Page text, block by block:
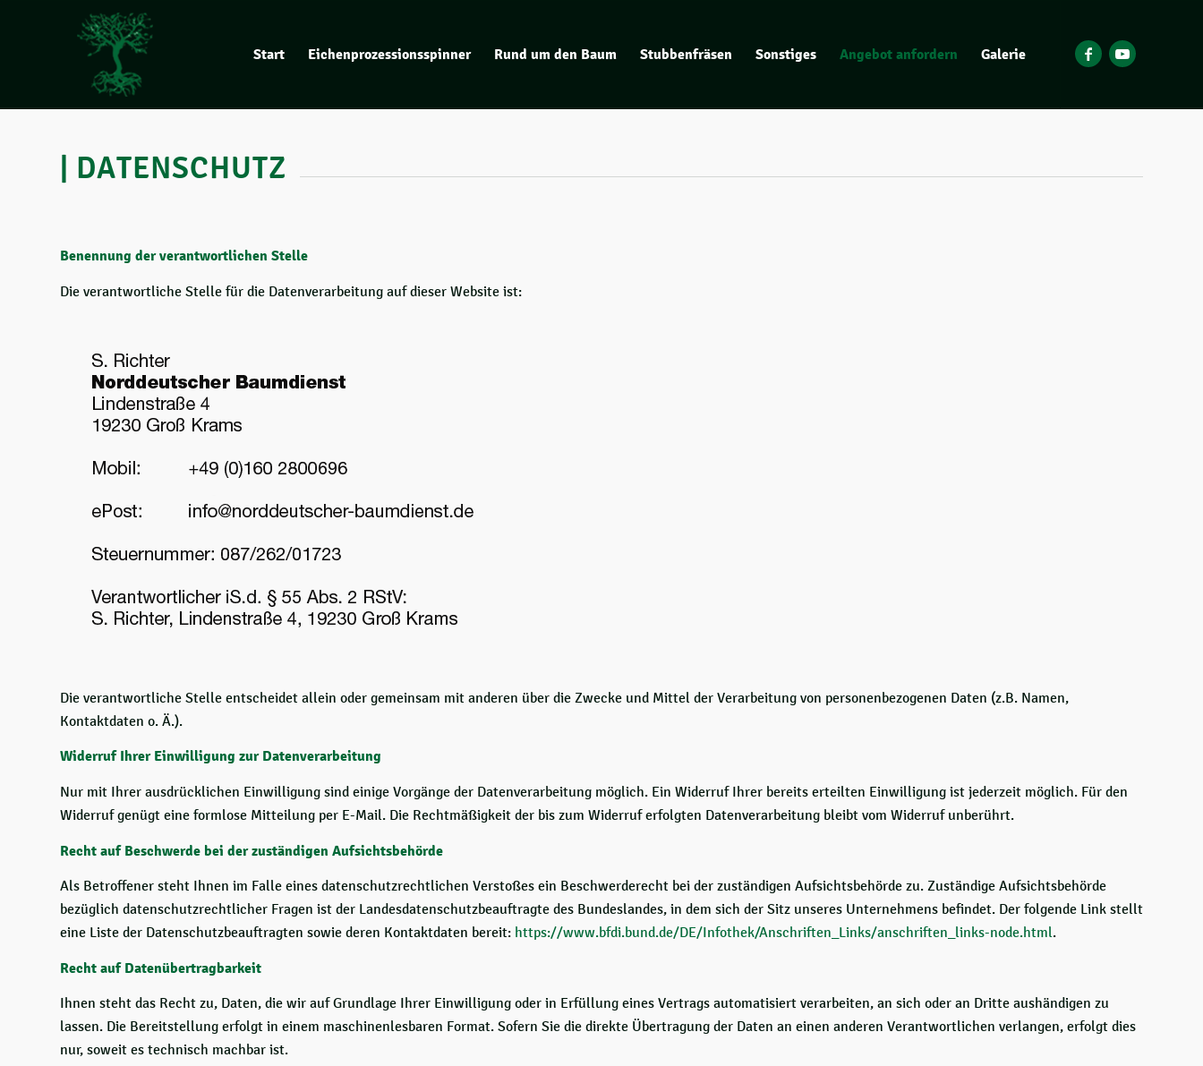
Start Eichenprozessionsspinner Rund um den Baum Stubbenfräsen Sonstiges Angebot anfordern Galerie
| DATENSCHUTZ
Benennung der verantwortlichen Stelle
Die verantwortliche Stelle für die Datenverarbeitung auf dieser Website ist:
Die verantwortliche Stelle entscheidet allein oder gemeinsam mit anderen über die Zwecke und Mittel der Verarbeitung von personenbezogenen Daten (z.B. Namen,
Kontaktdaten o. Ä.).
Widerruf Ihrer Einwilligung zur Datenverarbeitung
Nur mit Ihrer ausdrücklichen Einwilligung sind einige Vorgänge der Datenverarbeitung möglich. Ein Widerruf Ihrer bereits erteilten Einwilligung ist jederzeit möglich. Für den
Widerruf genügt eine formlose Mitteilung per E-Mail. Die Rechtmäßigkeit der bis zum Widerruf erfolgten Datenverarbeitung bleibt vom Widerruf unberührt.
Recht auf Beschwerde bei der zuständigen Aufsichtsbehörde
Als Betroffener steht Ihnen im Falle eines datenschutzrechtlichen Verstoßes ein Beschwerderecht bei der zuständigen Aufsichtsbehörde zu. Zuständige Aufsichtsbehörde
bezüglich datenschutzrechtlicher Fragen ist der Landesdatenschutzbeauftragte des Bundeslandes, in dem sich der Sitz unseres Unternehmens befindet. Der folgende Link stellt
eine Liste der Datenschutzbeauftragten sowie deren Kontaktdaten bereit: https://www.bfdi.bund.de/DE/Infothek/Anschriften_Links/anschriften_links-node.html.
Recht auf Datenübertragbarkeit
Ihnen steht das Recht zu, Daten, die wir auf Grundlage Ihrer Einwilligung oder in Erfüllung eines Vertrags automatisiert verarbeiten, an sich oder an Dritte aushändigen zu
lassen. Die Bereitstellung erfolgt in einem maschinenlesbaren Format. Sofern Sie die direkte Übertragung der Daten an einen anderen Verantwortlichen verlangen, erfolgt dies
nur, soweit es technisch machbar ist.